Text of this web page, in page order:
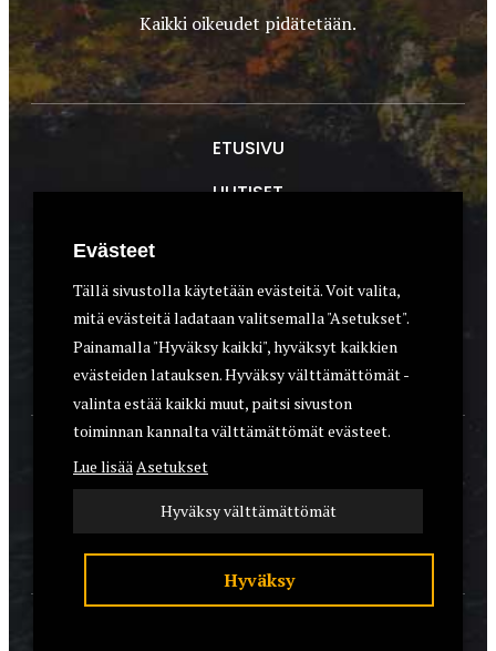
Kaikki oikeudet pidätetään.
ETUSIVU
UUTISET
ASEET & OPTIIKKA
VARUSTEET
KOIRAT
YHTEYSTIEDOT
REKISTERISELOSTE
EVÄSTEET
Evästeet
Tällä sivustolla käytetään evästeitä. Voit valita,
mitä evästeitä ladataan valitsemalla "Asetukset".
Painamalla "Hyväksy kaikki", hyväksyt kaikkien
evästeiden latauksen. Hyväksy välttämättömät -
valinta estää kaikki muut, paitsi sivuston
toiminnan kannalta välttämättömät evästeet.
Lue lisääAsetukset
Hyväksy välttämättömät
Hyväksy